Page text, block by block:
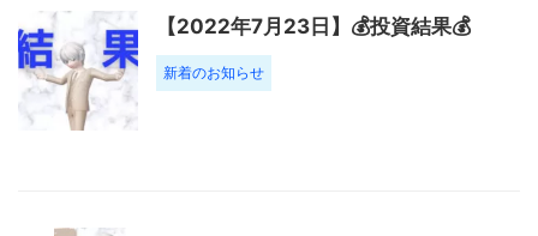
【2022年7月23日】💰投資結果💰
新着のお知らせ